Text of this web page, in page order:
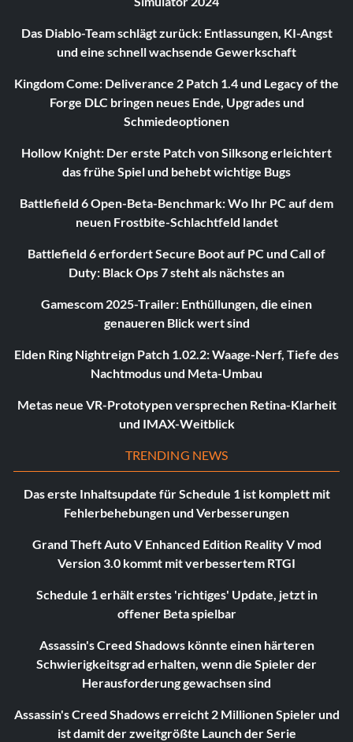
Das Diablo-Team schlägt zurück: Entlassungen, KI-Angst
und eine schnell wachsende Gewerkschaft
Kingdom Come: Deliverance 2 Patch 1.4 und Legacy of the
Forge DLC bringen neues Ende, Upgrades und
Schmiedeoptionen
Hollow Knight: Der erste Patch von Silksong erleichtert
das frühe Spiel und behebt wichtige Bugs
Battlefield 6 Open-Beta-Benchmark: Wo Ihr PC auf dem
neuen Frostbite-Schlachtfeld landet
Battlefield 6 erfordert Secure Boot auf PC und Call of
Duty: Black Ops 7 steht als nächstes an
Gamescom 2025-Trailer: Enthüllungen, die einen
genaueren Blick wert sind
Elden Ring Nightreign Patch 1.02.2: Waage-Nerf, Tiefe des
Nachtmodus und Meta-Umbau
Metas neue VR-Prototypen versprechen Retina-Klarheit
und IMAX-Weitblick
TRENDING NEWS
Das erste Inhaltsupdate für Schedule 1 ist komplett mit
Fehlerbehebungen und Verbesserungen
Grand Theft Auto V Enhanced Edition Reality V mod
Version 3.0 kommt mit verbessertem RTGI
Schedule 1 erhält erstes 'richtiges' Update, jetzt in
offener Beta spielbar
Assassin's Creed Shadows könnte einen härteren
Schwierigkeitsgrad erhalten, wenn die Spieler der
Herausforderung gewachsen sind
Assassin's Creed Shadows erreicht 2 Millionen Spieler und
ist damit der zweitgrößte Launch der Serie